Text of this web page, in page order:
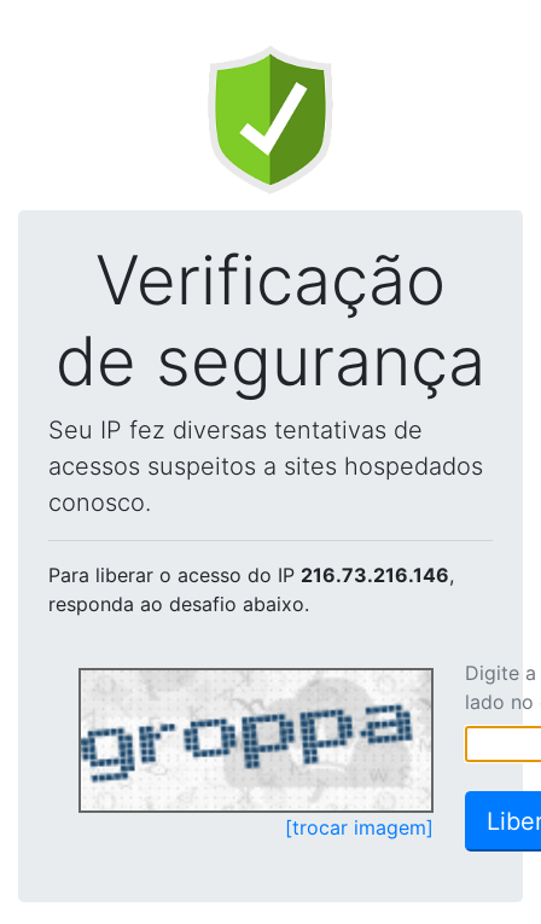
Verificação
de segurança
Seu IP fez diversas tentativas de
acessos suspeitos a sites hospedados
conosco.
Para liberar o acesso do IP 216.73.216.146,
responda ao desafio abaixo.
[trocar imagem]
Digite
lado no